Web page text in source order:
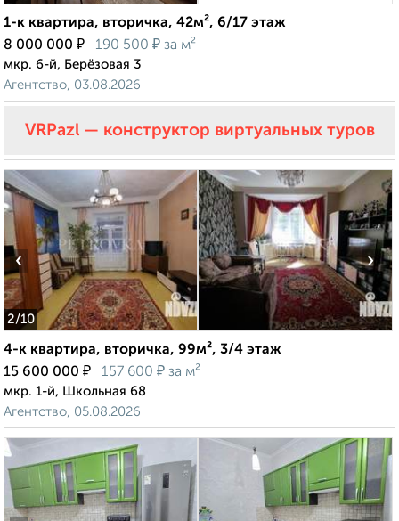
1-к квартира, вторичка, 42м², 6/17 этаж
8 000 000 ₽ 190 500 ₽ за м²
мкр. 6-й, Берёзовая 3
Агентство, 03.08.2026
VRPazl — конструктор виртуальных туров
2/10
‹ ›
4-к квартира, вторичка, 99м², 3/4 этаж
15 600 000 ₽ 157 600 ₽ за м²
мкр. 1-й, Школьная 68
Агентство, 05.08.2026